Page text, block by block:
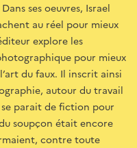
ses oeuvres, Israel
au réel pour mieux
explore les
pour mieux
du faux. Il inscrit ainsi
autour du travail
parait de fiction pour
soupçon était encore
contre toute